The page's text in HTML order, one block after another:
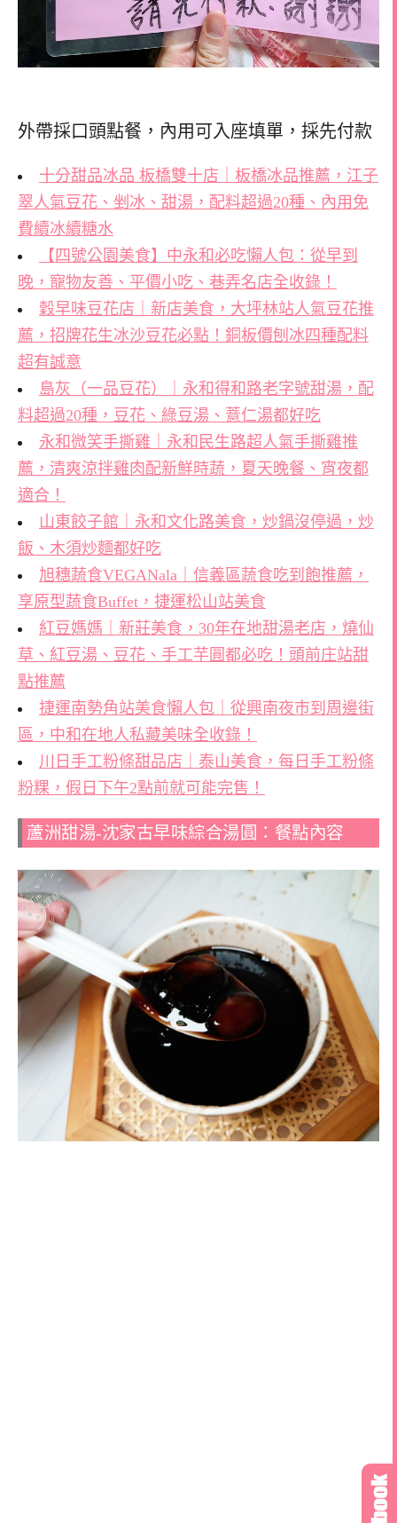
外帶採口頭點餐，內用可入座填單，採先付款
十分甜品冰品 板橋雙十店｜板橋冰品推薦，江子
翠人氣豆花、剉冰、甜湯，配料超過20種、內用免
費續冰續糖水
【四號公園美食】中永和必吃懶人包：從早到
晚，寵物友善、平價小吃、巷弄名店全收錄！
穀早味豆花店｜新店美食，大坪林站人氣豆花推
薦，招牌花生冰沙豆花必點！銅板價刨冰四種配料
超有誠意
島灰（一品豆花）｜永和得和路老字號甜湯，配
料超過20種，豆花、綠豆湯、薏仁湯都好吃
永和微笑手撕雞｜永和民生路超人氣手撕雞推
薦，清爽涼拌雞肉配新鮮時蔬，夏天晚餐、宵夜都
適合！
山東餃子館｜永和文化路美食，炒鍋沒停過，炒
飯、木須炒麵都好吃
旭穗蔬食VEGANala｜信義區蔬食吃到飽推薦，
享原型蔬食Buffet，捷運松山站美食
紅豆媽媽｜新莊美食，30年在地甜湯老店，燒仙
草、紅豆湯、豆花、手工芋圓都必吃！頭前庄站甜
點推薦
捷運南勢角站美食懶人包｜從興南夜市到周邊街
區，中和在地人私藏美味全收錄！
川日手工粉條甜品店｜泰山美食，每日手工粉條
粉粿，假日下午2點前就可能完售！
蘆洲甜湯-沈家古早味綜合湯圓：餐點內容